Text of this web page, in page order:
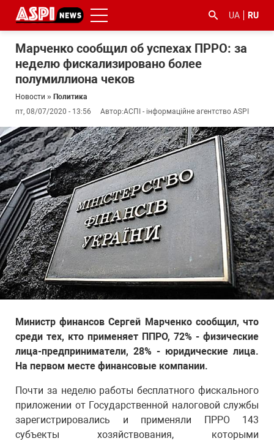
UA RU
Марченко сообщил об успехах ПРРО: за
неделю фискализировано более
полумиллиона чеков
Новости » Политика
пт, 08/07/2020 - 13:56
Автор:АСПІ - інформаційне агентство ASPI
Министр финансов Сергей Марченко сообщил, что
среди тех, кто применяет ППРО, 72% - физические
лица-предприниматели, 28% - юридические лица.
На первом месте финансовые компании.
Почти за неделю работы бесплатного фискального
приложении от Государственной налоговой службы
зарегистрировались и применяли ПРРО 143
субъекты хозяйствования, которыми
#ООС
#боротьба
з
корупцією
#гфс #Киев #коронавірус